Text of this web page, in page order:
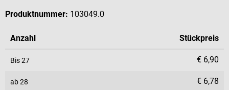
Produktnummer: 103049.0
Anzahl Stückpreis
Bis27 € 6,90
ab28 € 6,78